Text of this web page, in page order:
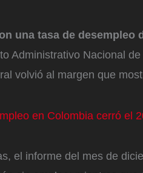
una tasa de desempleo
Administrativo Nacional
volvió al margen que
en Colombia cerró el
el informe del mes de